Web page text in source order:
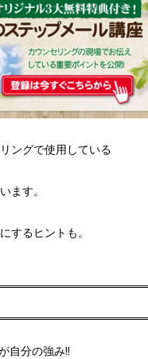
ングで使用している
ます。
するヒントも。
自分の強み!!